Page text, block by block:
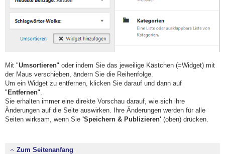
Mit "Umsortieren" oder indem Sie das jeweilige Kästchen (=Widget) mit
der Maus verschieben, ändern Sie die Reihenfolge.
Um ein Widget zu entfernen, klicken Sie darauf und dann auf
" Entfernen".
Sie erhalten immer eine direkte Vorschau darauf, wie sich ihre
Änderungen auf die Seite auswirken. Ihre Änderungen werden für alle
Seiten wirksam, wenn Sie 'Speichern & Publizieren' (oben) drücken.
Zum Seitenanfang